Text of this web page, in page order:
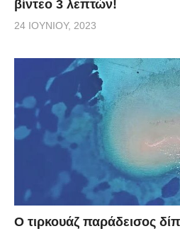
βίντεο 3 λεπτών!
24 ΙΟΥΝΊΟΥ, 2023
Ο τιρκουάζ παράδεισος